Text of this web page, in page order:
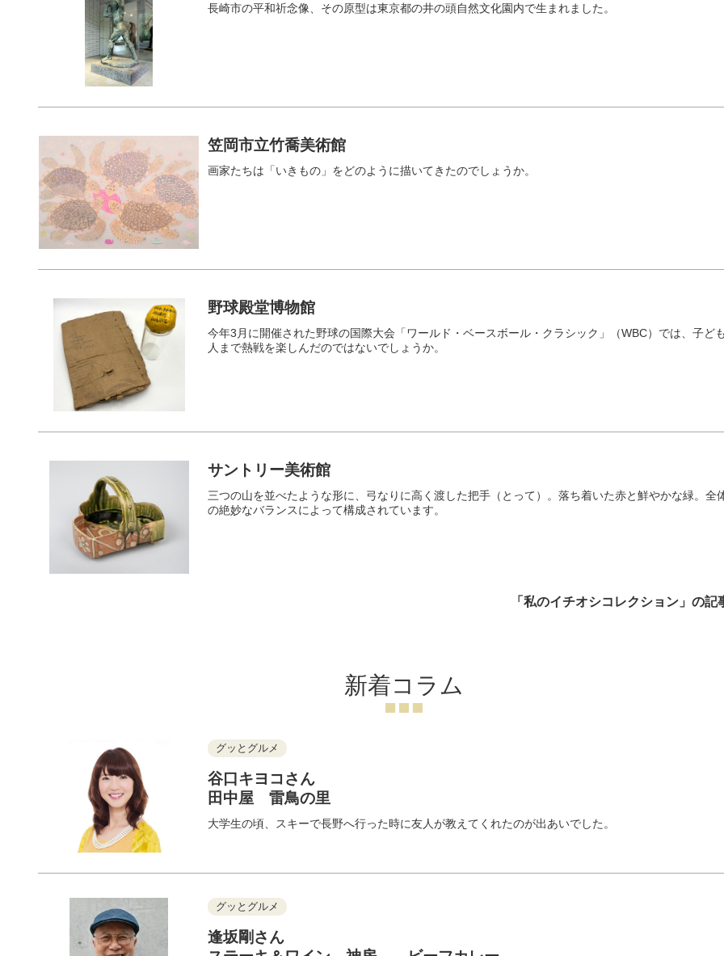
長崎市の平和祈念像、その原型は東京都の井の頭自然文化園内で生まれました。
笠岡市立竹喬美術館
画家たちは「いきもの」をどのように描いてきたのでしょうか。
野球殿堂博物館
今年3月に開催された野球の国際大会「ワールド・ベースボール・クラシック」（WBC）では、子ど
人まで熱戦を楽しんだのではないでしょうか。
サントリー美術館
三つの山を並べたような形に、弓なりに高く渡した把手（とって）。落ち着いた赤と鮮やかな緑。全
の絶妙なバランスによって構成されています。
「私のイチオシコレクション」の記
新着コラム
グッとグルメ
谷口キヨコさん
田中屋 雷鳥の里
大学生の頃、スキーで長野へ行った時に友人が教えてくれたのが出あいでした。
グッとグルメ
逢坂剛さん